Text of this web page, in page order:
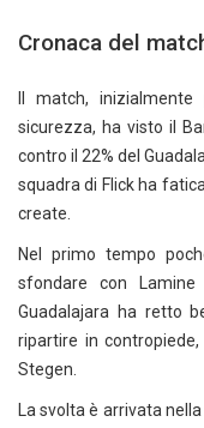
Cronaca del
Il match,
sicurezza, ha visto il
contro il 22% del
squadra di Flick ha
create.
Nel primo tempo
sfondare con
Guadalajara ha retto
ripartire in
Stegen.
La svolta è arrivata nella